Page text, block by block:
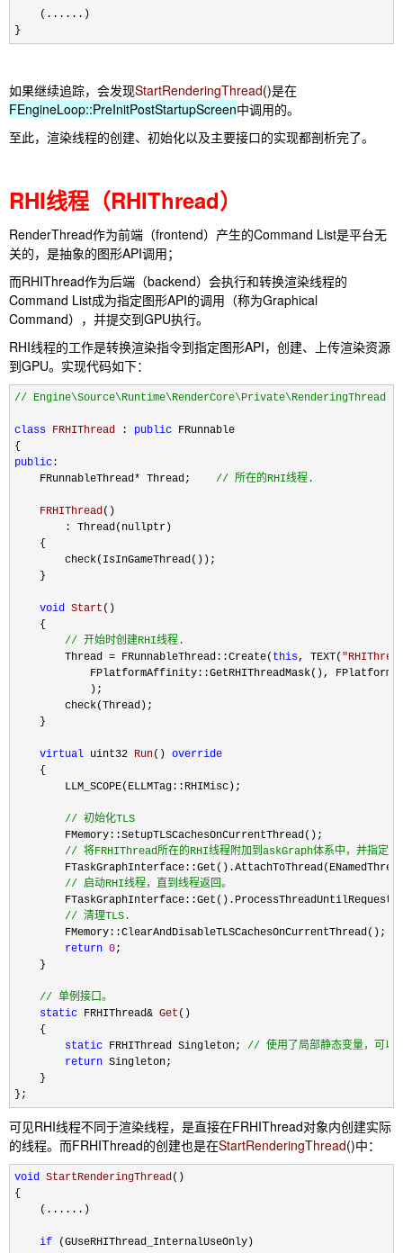
    (......)
}
如果继续追踪，会发现StartRenderingThread()是在
FEngineLoop::PreInitPostStartupScreen中调用的。
至此，渲染线程的创建、初始化以及主要接口的实现都剖析完了。
RHI线程（RHIThread）
RenderThread作为前端（frontend）产生的Command List是平台无
关的，是抽象的图形API调用；
而RHIThread作为后端（backend）会执行和转换渲染线程的
Command List成为指定图形API的调用（称为Graphical
Command），并提交到GPU执行。
RHI线程的工作是转换渲染指令到指定图形API，创建、上传渲染资源
到GPU。实现代码如下：
//
class FRHIThread : public FRunnable
public :
    FRunnableThread
* Thread; // 所在的RHI线程.
    FRHIThread
()
        : Thread(nullptr)
    {
        check(IsInGameThread());
    }
void Start ()
    {
// 开始时创建RHI线程.
        Thread = FRunnableThread::Create(
this, TEXT( "
FPlatformAffinity::GetRHIThreadMask(),
            );
        check(Thread);
    }
virtual uint32 Run() override
    {
        LLM_SCOPE(ELLMTag::RHIMisc);
// 初始化TLS
        FMemory::SetupTLSCachesOnCurrentThread();
// 将FRHIThread所在的RHI线程附加到askGraph体系中，并指定
// 启动RHI线程，直到线程返回。
// 清理TLS.
        FMemory::ClearAndDisableTLSCachesOnCurrentThread();
return 0;
    }
// 单例接口。
static FRHIThread& Get ()
    {
static FRHIThread Singleton; // 使用了局部静态变量，可以
return Singleton;
    }
};
可见RHI线程不同于渲染线程，是直接在FRHIThread对象内创建实际
的线程。而FRHIThread的创建也是在StartRenderingThread()中：
void StartRenderingThread()
{
    (......)
if (GUseRHIThread_InternalUseOnly)